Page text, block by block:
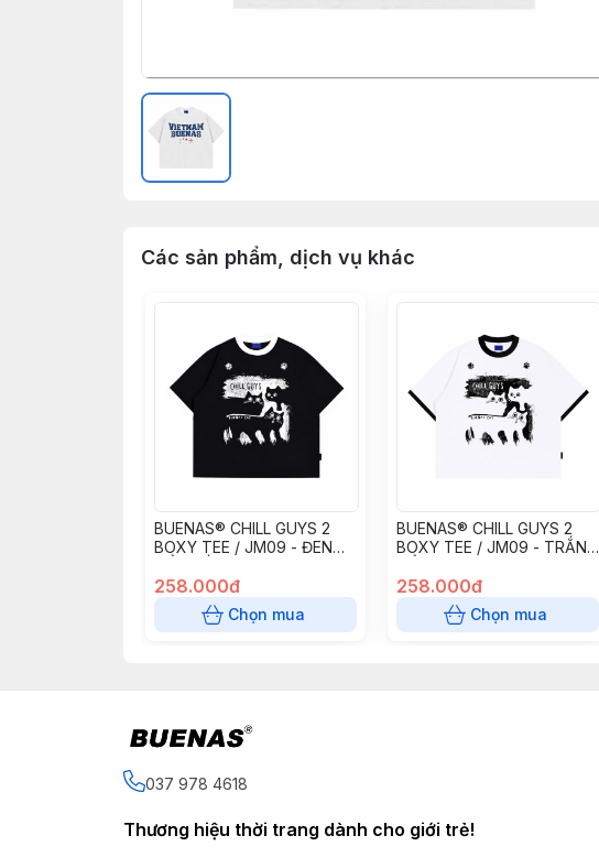
Các sản phẩm, dịch vụ khác
BUENAS® CHILL GUYS 2
BOXY TEE / JM09 - ĐEN
258.000đ
Chọn mua
BUENAS® CHILL GUYS 2
BOXY TEE / JM09 - TRẮNG
258.000đ
Chọn mua
037 978 4618
Thương hiệu thời trang dành cho giới trẻ!